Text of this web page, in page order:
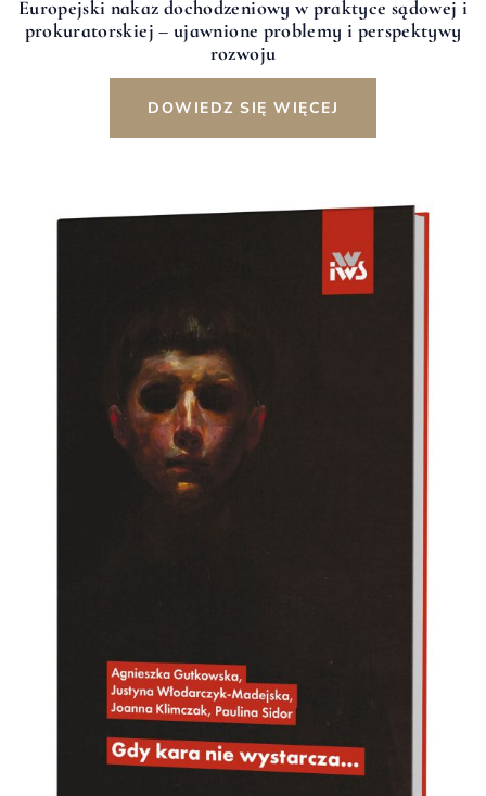
Europejski nakaz dochodzeniowy w praktyce sądowej i
prokuratorskiej – ujawnione problemy i perspektywy
rozwoju
DOWIEDZ SIĘ WIĘCEJ